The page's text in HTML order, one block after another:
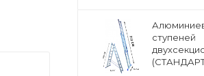
ступеней